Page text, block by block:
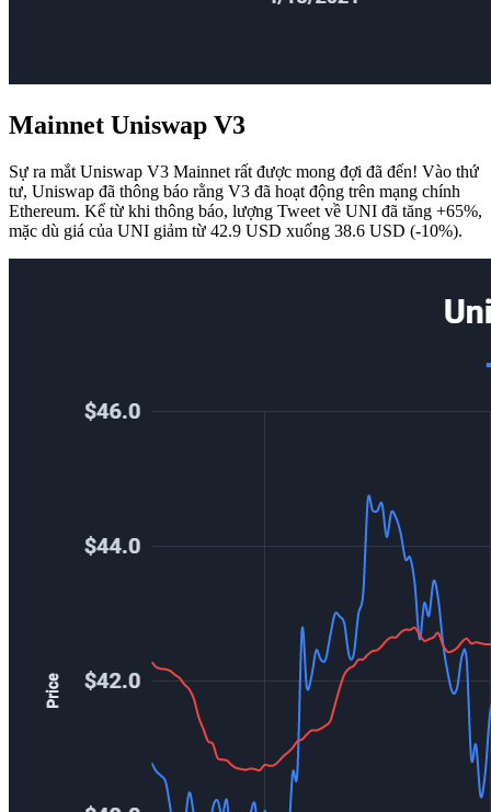
Mainnet Uniswap V3
Sự ra mắt Uniswap V3 Mainnet rất được mong đợi đã đến! Vào thứ
tư, Uniswap đã thông báo rằng V3 đã hoạt động trên mạng chính
Ethereum. Kể từ khi thông báo, lượng Tweet về UNI đã tăng +65%,
mặc dù giá của UNI giảm từ 42.9 USD xuống 38.6 USD (-10%).